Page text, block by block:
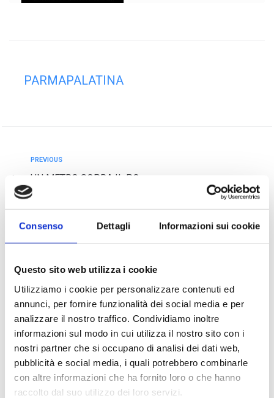
Consenso Dettagli Informazioni sui cookie
Questo sito web utilizza i cookie
Utilizziamo i cookie per personalizzare contenuti ed
annunci, per fornire funzionalità dei social media e per
analizzare il nostro traffico. Condividiamo inoltre
informazioni sul modo in cui utilizza il nostro sito con i
nostri partner che si occupano di analisi dei dati web,
pubblicità e social media, i quali potrebbero combinarle
con altre informazioni che ha fornito loro o che hanno
raccolto dal suo utilizzo dei loro servizi.
PARMAPALATINA
PREVIOUS
UN METRO SOPRA IL PO
NEXT
Il mondo che verrà da Caracas a Taiwan
ARTICOLI RECENTI